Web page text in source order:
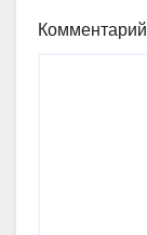
Комментарий